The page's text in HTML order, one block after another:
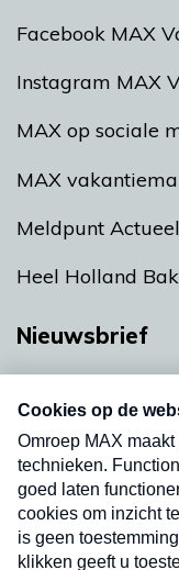
Facebook MAX
Instagram MAX
MAX op sociale
MAX
Meldpunt Actueel
Heel Holland
Nieuwsbrief
nieuwsbrief. Elke
uw mailbox.